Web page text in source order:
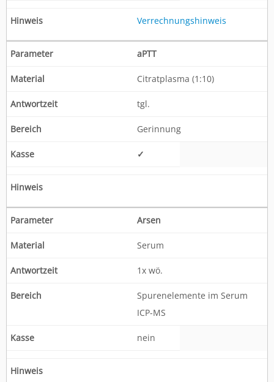
Verrechnungshinweis
aPTT
Citratplasma (1:10)
tgl.
Gerinnung
✓
Arsen
Serum
1x wö.
Spurenelemente im Serum
ICP-MS
nein